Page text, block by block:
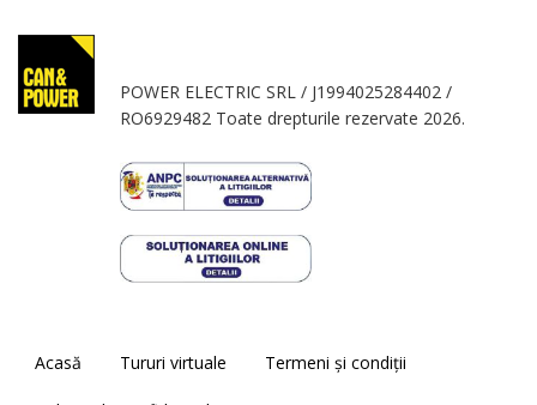
POWER ELECTRIC SRL / J1994025284402 /
RO6929482 Toate drepturile rezervate 2026.
Acasă Tururi virtuale Termeni și condiții